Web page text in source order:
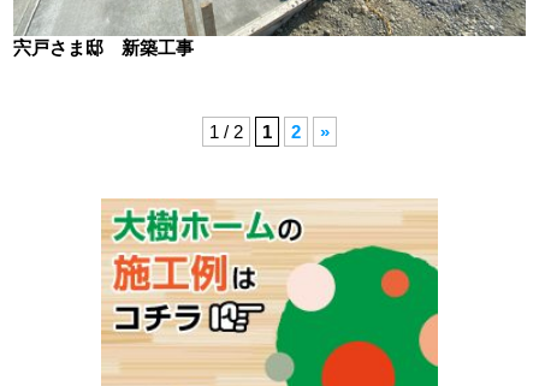
宍戸さま邸 新築工事
1 / 2 1 2 »